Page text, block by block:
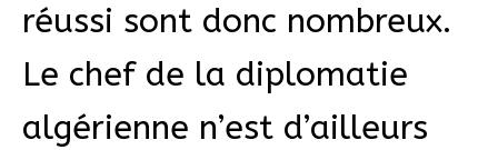
réussi sont donc nombreux.
Le chef de la diplomatie
algérienne n’est d’ailleurs